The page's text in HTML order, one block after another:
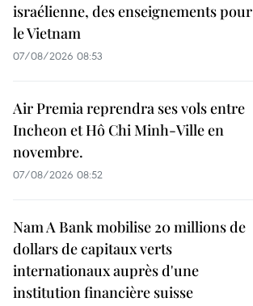
israélienne, des enseignements pour
le Vietnam
07/08/2026 08:53
Air Premia reprendra ses vols entre
Incheon et Hô Chi Minh-Ville en
novembre.
07/08/2026 08:52
Nam A Bank mobilise 20 millions de
dollars de capitaux verts
internationaux auprès d'une
institution financière suisse